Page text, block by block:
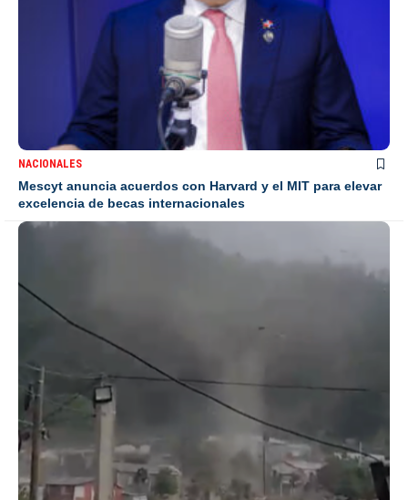
NACIONALES
Mescyt anuncia acuerdos con Harvard y el MIT para elevar
excelencia de becas internacionales